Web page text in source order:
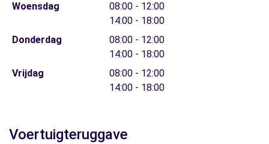
Woensdag
08:00 - 12:00
14:00 - 18:00
Donderdag
08:00 - 12:00
14:00 - 18:00
Vrijdag
08:00 - 12:00
14:00 - 18:00
Voertuigteruggave